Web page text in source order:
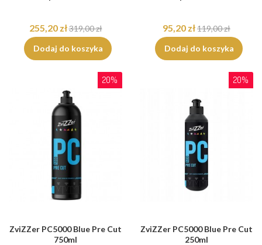
255,20 zł319,00 zł
Dodaj do koszyka
95,20 zł119,00 zł
Dodaj do koszyka
20%
ZviZZer PC5000 Blue Pre Cut
750ml
20%
ZviZZer PC5000 Blue Pre Cut
250ml